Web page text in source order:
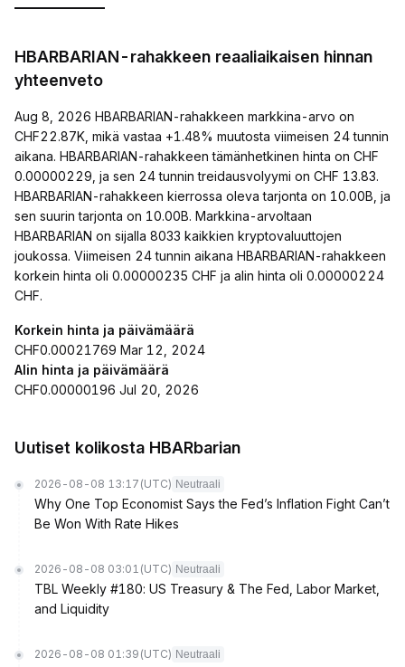
HBARBARIAN-rahakkeen reaaliaikaisen hinnan
yhteenveto
Aug 8, 2026 HBARBARIAN-rahakkeen markkina-arvo on
CHF22.87K, mikä vastaa +1.48% muutosta viimeisen 24 tunnin
aikana. HBARBARIAN-rahakkeen tämänhetkinen hinta on CHF
0.00000229, ja sen 24 tunnin treidausvolyymi on CHF 13.83.
HBARBARIAN-rahakkeen kierrossa oleva tarjonta on 10.00B, ja
sen suurin tarjonta on 10.00B. Markkina-arvoltaan
HBARBARIAN on sijalla 8033 kaikkien kryptovaluuttojen
joukossa. Viimeisen 24 tunnin aikana HBARBARIAN-rahakkeen
korkein hinta oli 0.00000235 CHF ja alin hinta oli 0.00000224
CHF.
Korkein hinta ja päivämäärä
CHF0.00021769 Mar 12, 2024
Alin hinta ja päivämäärä
CHF0.00000196 Jul 20, 2026
Uutiset kolikosta HBARbarian
2026-08-08 13:17 (UTC) Neutraali
Why One Top Economist Says the Fed’s Inflation Fight Can’t
Be Won With Rate Hikes
2026-08-08 03:01 (UTC) Neutraali
TBL Weekly #180: US Treasury & The Fed, Labor Market,
and Liquidity
2026-08-08 01:39 (UTC) Neutraali